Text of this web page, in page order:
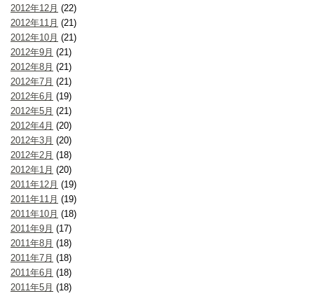
2012年12月 (22)
2012年11月 (21)
2012年10月 (21)
2012年9月 (21)
2012年8月 (21)
2012年7月 (21)
2012年6月 (19)
2012年5月 (21)
2012年4月 (20)
2012年3月 (20)
2012年2月 (18)
2012年1月 (20)
2011年12月 (19)
2011年11月 (19)
2011年10月 (18)
2011年9月 (17)
2011年8月 (18)
2011年7月 (18)
2011年6月 (18)
2011年5月 (18)